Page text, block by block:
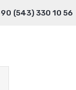
(543) 330 10 56